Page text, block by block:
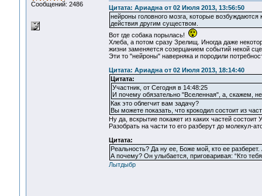
Сообщений: 2486
Цитата: Ариадна от 02 Июля 2013, 13:56:50
нейроны головного мозга, которые
действия другим существом.
Вот где собака порылась!
Хлеба, а потом сразу Зрелищ. Иногда даже
жизни заменяется созерцанием событий некой
Эти то "нейроны" наверняка и породили
Цитата: Ариадна от 02 Июля 2013, 18:14:40
Цитата:
Участник, от Сегодня в 14:48:25
И почему обязательно "Вселенная", а, скажем,
Как это облегчит вам задачу?
Вы можете показать, что крокодил состоит из
Ну да, вскрытие покажет из каких частей
Разобрать на части то его разберут до молекул-
Цитата:
Реальность? Да ну ее, Боже мой, кто ее
А почему? Он улыбается, приговаривая: “Кто
Лытдыбр